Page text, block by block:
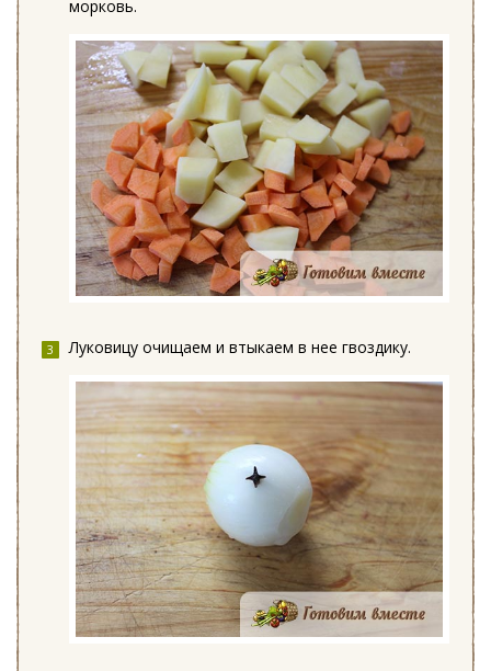
морковь.
Луковицу очищаем и втыкаем в нее гвоздику.